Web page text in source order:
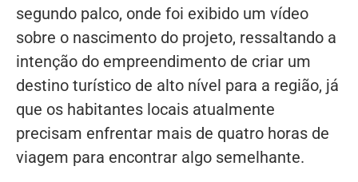
segundo palco, onde foi exibido um vídeo
sobre o nascimento do projeto, ressaltando a
intenção do empreendimento de criar um
destino turístico de alto nível para a região, já
que os habitantes locais atualmente
precisam enfrentar mais de quatro horas de
viagem para encontrar algo semelhante.